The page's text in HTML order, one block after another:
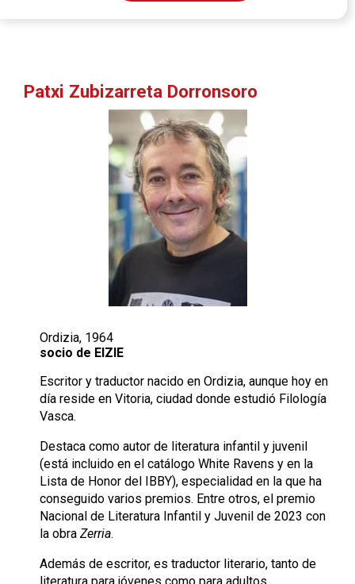
Patxi Zubizarreta Dorronsoro
Ordizia, 1964
socio de EIZIE
Escritor y traductor nacido en Ordizia, aunque hoy en
día reside en Vitoria, ciudad donde estudió Filología
Vasca.
Destaca como autor de literatura infantil y juvenil
(está incluido en el catálogo White Ravens y en la
Lista de Honor del IBBY), especialidad en la que ha
conseguido varios premios. Entre otros, el premio
Nacional de Literatura Infantil y Juvenil de 2023 con
la obra Zerria.
Además de escritor, es traductor literario, tanto de